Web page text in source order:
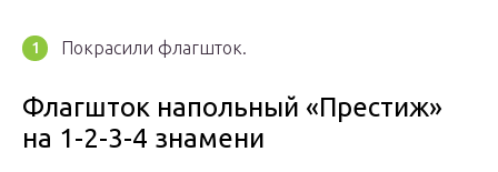
Покрасили флагшток.
Флагшток напольный «Престиж»
на 1-2-3-4 знамени